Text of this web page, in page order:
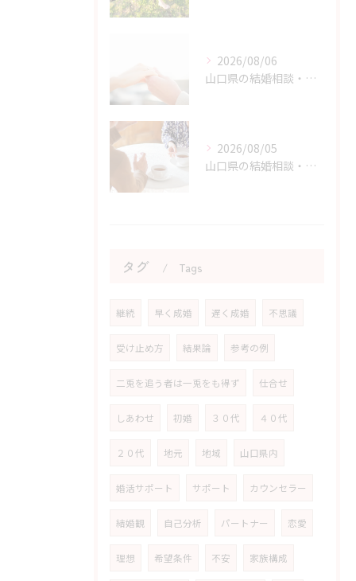
2026/08/06
山口県の結婚相談・婚活の自己肯定感を高める実践アドバイス
2026/08/05
山口県の結婚相談・婚活の成功に直結する考え方の切り替え方
タグ Tags
継続 早く成婚 遅く成婚 不思議
受け止め方 結果論 参考の例
二兎を追う者は一兎をも得ず 仕合せ
しあわせ 初婚 ３０代 ４０代
２０代 地元 地域 山口県内
婚活サポート サポート カウンセラー
結婚観 自己分析 パートナー 恋愛
理想 希望条件 不安 家族構成